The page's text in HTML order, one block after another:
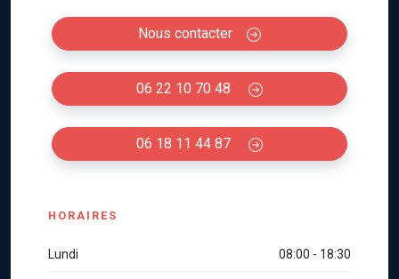
Nous contacter
06 22 10 70 48
06 18 11 44 87
HORAIRES
Lundi 08:00 - 18:30